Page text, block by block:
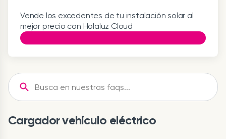
Vende los excedentes de tu instalación solar al
mejor precio con Holaluz Cloud
Cargador vehículo eléctrico